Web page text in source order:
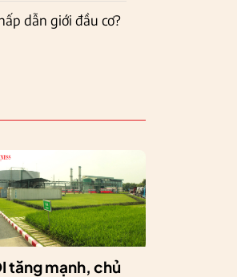
dẫn giới đầu cơ?
tăng mạnh, chủ